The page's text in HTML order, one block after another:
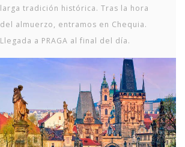
larga tradición histórica. Tras la hora
del almuerzo, entramos en Chequia.
Llegada a PRAGA al final del día.